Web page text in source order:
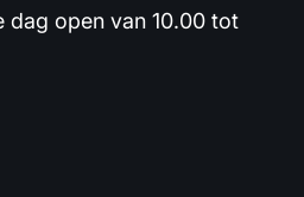
dag open van 10.00 tot